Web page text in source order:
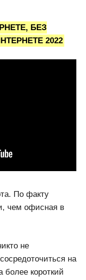
БЕЗ
2022
По факту
чем офисная в
не
на
более короткий